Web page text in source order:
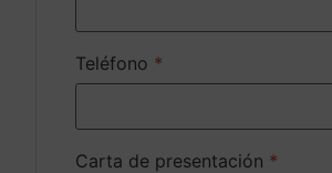
Teléfono *
Carta de presentación *